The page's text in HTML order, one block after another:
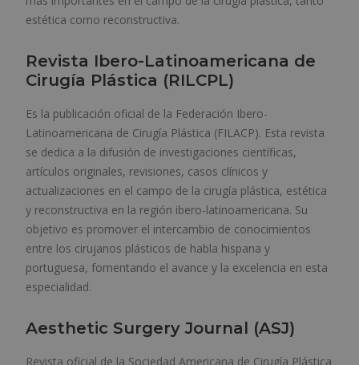
estética como reconstructiva.
Revista Ibero-Latinoamericana de
Cirugía Plástica (RILCPL)
Es la publicación oficial de la Federación Ibero-
Latinoamericana de Cirugía Plástica (FILACP). Esta revista
se dedica a la difusión de investigaciones científicas,
artículos originales, revisiones, casos clínicos y
actualizaciones en el campo de la cirugía plástica, estética
y reconstructiva en la región ibero-latinoamericana. Su
objetivo es promover el intercambio de conocimientos
entre los cirujanos plásticos de habla hispana y
portuguesa, fomentando el avance y la excelencia en esta
especialidad.
Aesthetic Surgery Journal (ASJ)
Revista oficial de la Sociedad Americana de Cirugía Plástica